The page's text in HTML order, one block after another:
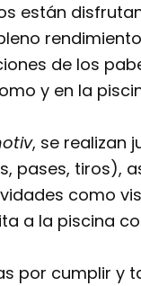
están
de los
y en la
, se realizan
pases, tiros),
como
a la piscina
por cumplir y